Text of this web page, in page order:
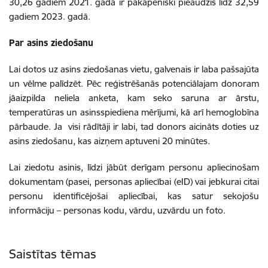
gadiem 2023. gadā.
Par asins ziedošanu
Lai dotos uz asins ziedošanas vietu, galvenais ir laba pašsajūta
un vēlme palīdzēt. Pēc reģistrēšanās potenciālajam donoram
jāaizpilda neliela anketa, kam seko saruna ar ārstu,
temperatūras un asinsspiediena mērījumi, kā arī hemoglobīna
pārbaude. Ja visi rādītāji ir labi, tad donors aicināts doties uz
asins ziedošanu, kas aizņem aptuveni 20 minūtes.
Lai ziedotu asinis, līdzi jābūt derīgam personu apliecinošam
dokumentam (pasei, personas apliecībai (eID) vai jebkurai citai
personu identificējošai apliecībai, kas satur sekojošu
informāciju – personas kodu, vārdu, uzvārdu un foto.
Saistītas tēmas